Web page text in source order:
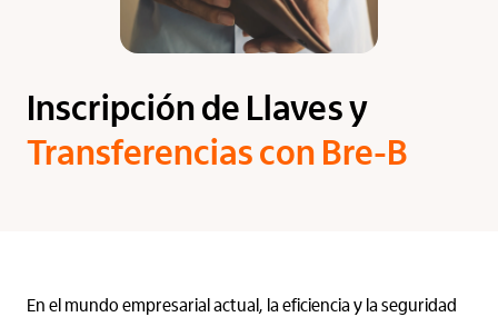
Inscripción de Llaves y
Transferencias con Bre-B
En el mundo empresarial actual, la eficiencia y la seguridad